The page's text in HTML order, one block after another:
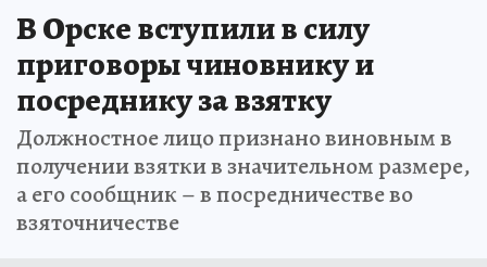
В Орске вступили в силу
приговоры чиновнику и
посреднику за взятку
Должностное лицо признано виновным в
получении взятки в значительном размере,
а его сообщник – в посредничестве во
взяточничестве